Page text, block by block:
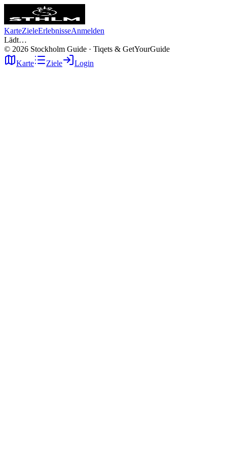
KarteZieleErlebnisseAnmelden
Lädt…
© 2026 Stockholm Guide · Tiqets & GetYourGuide
Karte
Ziele Login